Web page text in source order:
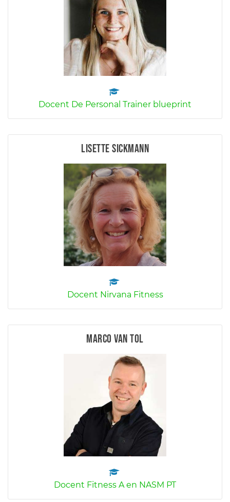
Docent De Personal Trainer blueprint
Lisette Sickmann
Docent Nirvana Fitness
Marco van Tol
Docent Fitness A en NASM PT